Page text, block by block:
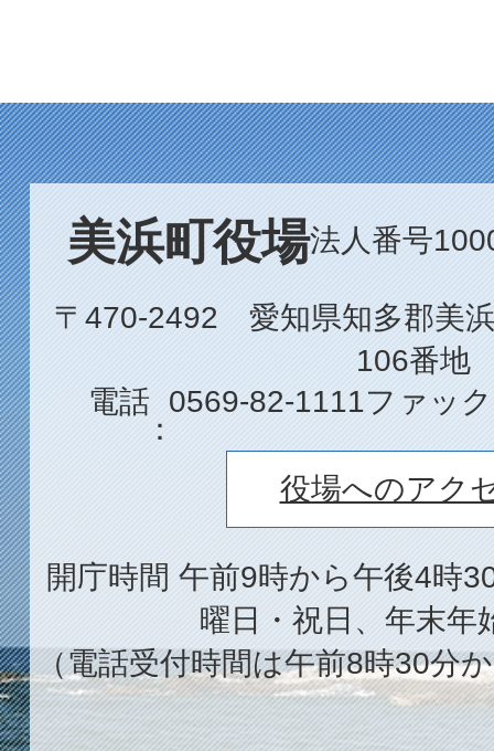
美浜町役場法人番号
〒470-2492 愛知県知多郡美
106番地
電話
0569-82-1111ファッ
役場へのアク
開庁時間 午前9時から午後4時
曜日・祝日、年末年
（電話受付時間は午前8時30分